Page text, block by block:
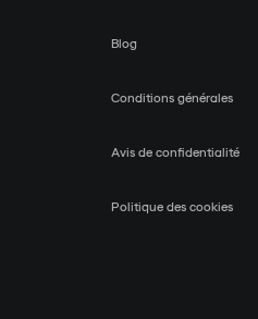
Blog
Conditions générales
Avis de confidentialité
Politique des cookies